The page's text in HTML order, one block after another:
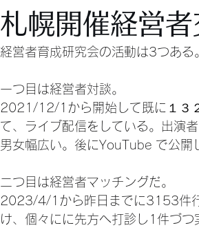
札幌開催経営
経営者育成研究会の活動は3つある
一つ目は経営者対談。
2021/12/1から開始して既に１３
て、ライブ配信をしている。出演
男女幅広い。後にYouTube で公開
二つ目は経営者マッチングだ。
2023/4/1から昨日までに3153件
け、個々にに先方へ打診し1件づつ